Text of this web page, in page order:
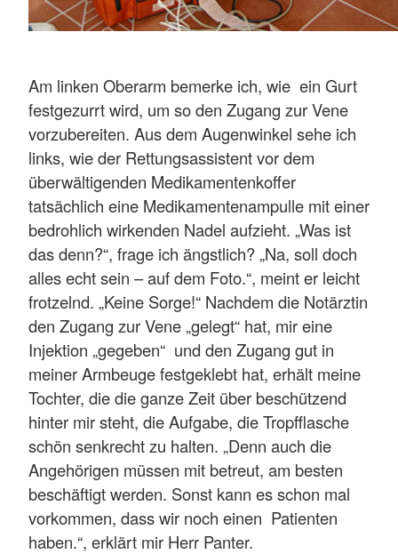
Am linken Oberarm bemerke ich, wie ein Gurt
festgezurrt wird, um so den Zugang zur Vene
vorzubereiten. Aus dem Augenwinkel sehe ich
links, wie der Rettungsassistent vor dem
überwältigenden Medikamentenkoffer
tatsächlich eine Medikamentenampulle mit einer
bedrohlich wirkenden Nadel aufzieht. „Was ist
das denn?“, frage ich ängstlich? „Na, soll doch
alles echt sein – auf dem Foto.“, meint er leicht
frotzelnd. „Keine Sorge!“ Nachdem die Notärztin
den Zugang zur Vene „gelegt“ hat, mir eine
Injektion „gegeben“ und den Zugang gut in
meiner Armbeuge festgeklebt hat, erhält meine
Tochter, die die ganze Zeit über beschützend
hinter mir steht, die Aufgabe, die Tropfflasche
schön senkrecht zu halten. „Denn auch die
Angehörigen müssen mit betreut, am besten
beschäftigt werden. Sonst kann es schon mal
vorkommen, dass wir noch einen Patienten
haben.“, erklärt mir Herr Panter.